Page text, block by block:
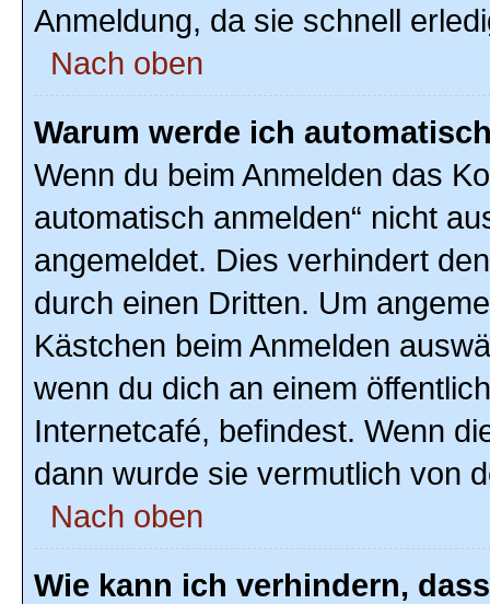
Anmeldung, da sie schnell
Nach oben
Warum werde ich
Wenn du beim Anmelden das
automatisch anmelden“ nicht
angemeldet. Dies verhindert
durch einen Dritten. Um
Kästchen beim Anmelden
wenn du dich an einem
Internetcafé, befindest. Wenn
dann wurde sie vermutlich von
Nach oben
Wie kann ich verhindern,